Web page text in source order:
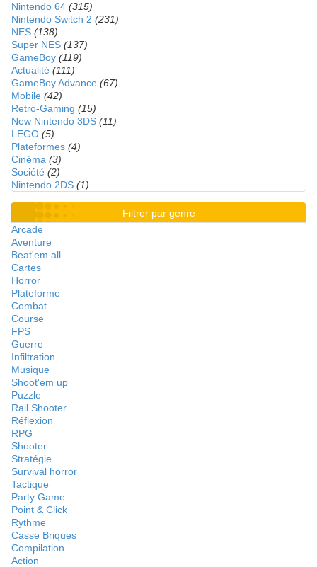
Nintendo 64 (315)
Nintendo Switch 2 (231)
NES (138)
Super NES (137)
GameBoy (119)
Actualité (111)
GameBoy Advance (67)
Mobile (42)
Retro-Gaming (15)
New Nintendo 3DS (11)
LEGO (5)
Plateformes (4)
Cinéma (3)
Société (2)
Nintendo 2DS (1)
Filtrer par genre
Arcade
Aventure
Beat'em all
Cartes
Horror
Plateforme
Combat
Course
FPS
Guerre
Infiltration
Musique
Shoot'em up
Puzzle
Rail Shooter
Réflexion
RPG
Shooter
Stratégie
Survival horror
Tactique
Party Game
Point & Click
Rythme
Casse Briques
Compilation
Action